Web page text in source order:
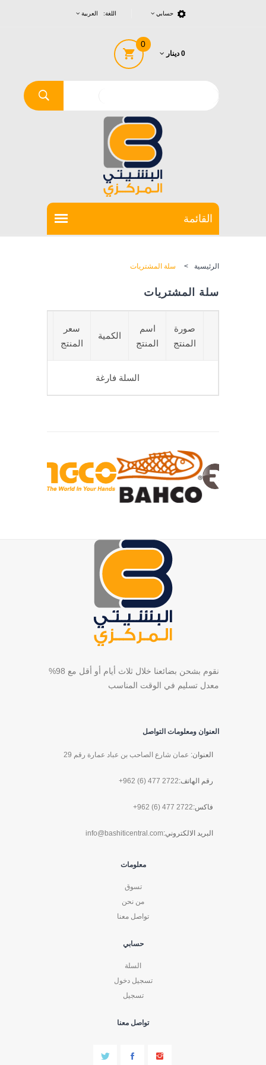
اللغة: العربية حسابي
0
0 دينار
الرئيسية > سلة المشتريات
سلة المشتريات
صورة
المنتج
اسم
المنتج
الكمية
سعر
المنتج
السلة فارغة
نقوم بشحن بضائعنا خلال ثلاث أيام أو أقل مع 98%
معدل تسليم في الوقت المناسب
العنوان ومعلومات التواصل
العنوان: عمان شارع الصاحب بن عباد عمارة رقم 29
رقم الهاتف:+962 (6) 477 2722
فاكس:+962 (6) 477 2722
البريد الالكتروني:info@bashiticentral.com
معلومات
تسوق
من نحن
تواصل معنا
حسابي
السلة
تسجيل دخول
تسجيل
تواصل معنا